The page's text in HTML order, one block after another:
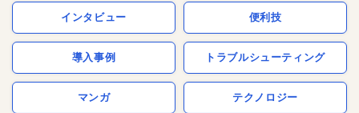
インタビュー 便利技
導入事例 トラブルシューティング
マンガ テクノロジー